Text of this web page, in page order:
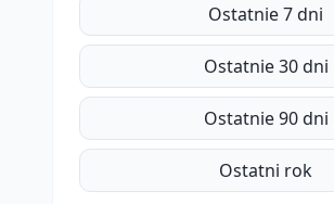
Ostatnie 7 dni
Ostatnie 30 dni
Ostatnie 90 dni
Ostatni rok